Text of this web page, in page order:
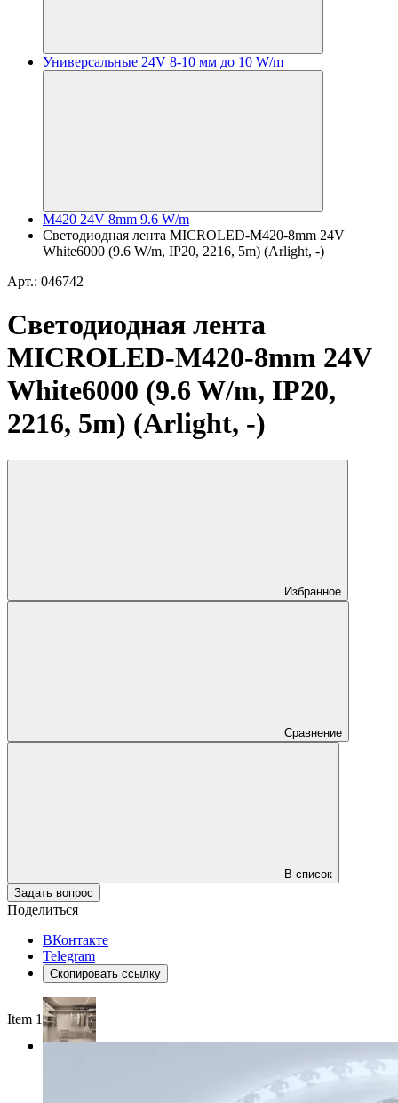
Универсальные 24V 8-10 мм до 10 W/m
M420 24V 8mm 9.6 W/m
Светодиодная лента MICROLED-M420-8mm 24V
White6000 (9.6 W/m, IP20, 2216, 5m) (Arlight, -)
Арт.: 046742
Светодиодная лента
MICROLED-M420-8mm 24V
White6000 (9.6 W/m, IP20,
2216, 5m) (Arlight, -)
Избранное
Сравнение
В список
Задать вопрос
Поделиться
ВКонтакте
Telegram
Скопировать ссылку
Item 1 of 4